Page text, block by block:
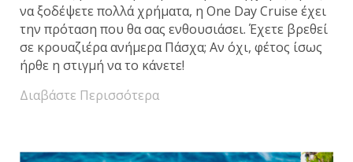
να ξοδέψετε πολλά χρήματα, η One Day Cruise έχει
την πρόταση που θα σας ενθουσιάσει. Έχετε βρεθεί
σε κρουαζιέρα ανήμερα Πάσχα; Αν όχι, φέτος ίσως
ήρθε η στιγμή να το κάνετε!
Διαβάστε Περισσότερα